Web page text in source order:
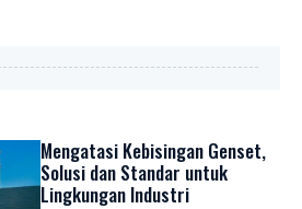
Mengatasi Kebisingan Genset,
Solusi dan Standar untuk
Lingkungan Industri